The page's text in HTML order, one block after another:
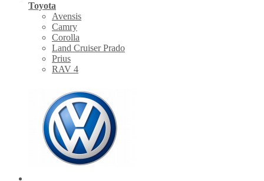
Toyota
Avensis
Camry
Corolla
Land Cruiser Prado
Prius
RAV 4